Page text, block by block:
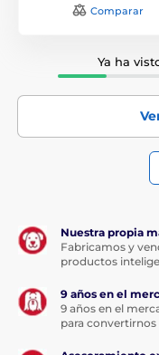
Comparar
Ya ha
Nuestra propia
Fabricamos y
productos
9 años en el
9 años en el
para